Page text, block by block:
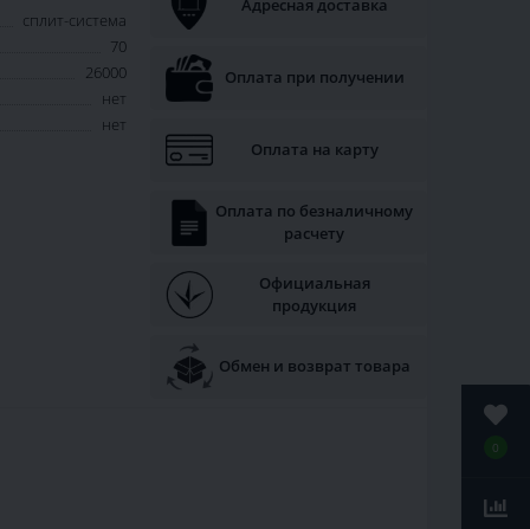
0
сплит-система
70
26000
нет
нет
Адресная доставка
Оплата при получении
Оплата на карту
Оплата по безналичному
расчету
Официальная
продукция
Обмен и возврат товара